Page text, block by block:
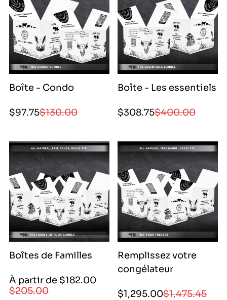
Boîte - Condo
Prix
|
9775|
9775|
9775|
13000|
13000
$97.75
Prix
$130.00
Boîte - Les essentiels
Prix
|
30875|
30875|
30875|
40000|
40000
$308.75
Prix
$400.00
Boîtes de Familles
Prix
de
À partir de $182.00
Prix
régulier
$205.00
Remplissez votre
congélateur
Prix
$1,295.00
Prix
$1,475.45